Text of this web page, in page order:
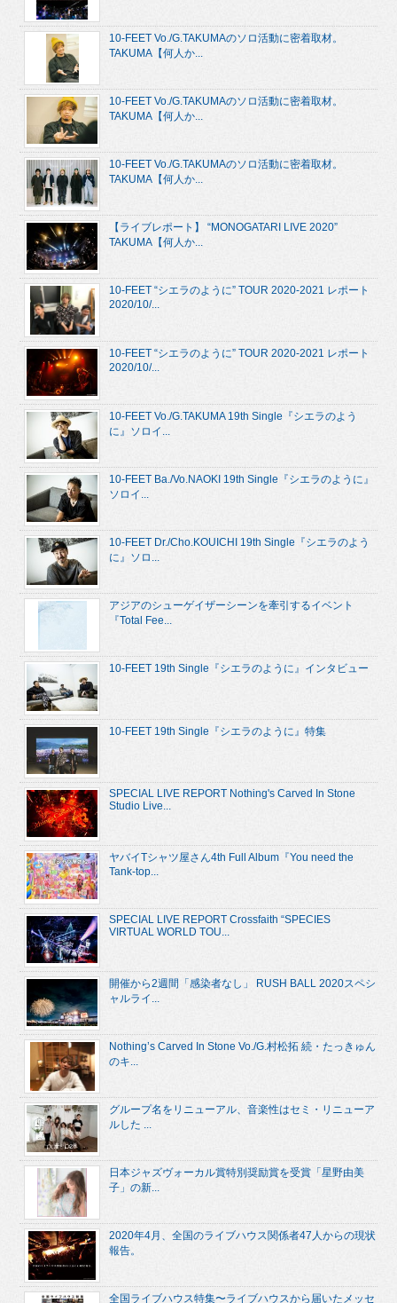
10-FEET Vo./G.TAKUMAのソロ活動に密着取材。
TAKUMA【何人か...
10-FEET Vo./G.TAKUMAのソロ活動に密着取材。
TAKUMA【何人か...
10-FEET Vo./G.TAKUMAのソロ活動に密着取材。
TAKUMA【何人か...
【ライブレポート】 “MONOGATARI LIVE 2020”
TAKUMA【何人か...
10-FEET “シエラのように” TOUR 2020-2021 レポート
2020/10/...
10-FEET “シエラのように” TOUR 2020-2021 レポート
2020/10/...
10-FEET Vo./G.TAKUMA 19th Single『シエラのよう
に』ソロイ...
10-FEET Ba./Vo.NAOKI 19th Single『シエラのように』
ソロイ...
10-FEET Dr./Cho.KOUICHI 19th Single『シエラのよう
に』ソロ...
アジアのシューゲイザーシーンを牽引するイベント
『Total Fee...
10-FEET 19th Single『シエラのように』インタビュー
10-FEET 19th Single『シエラのように』特集
SPECIAL LIVE REPORT Nothing's Carved In Stone
Studio Live...
ヤバイTシャツ屋さん4th Full Album『You need the
Tank-top...
SPECIAL LIVE REPORT Crossfaith “SPECIES
VIRTUAL WORLD TOU...
開催から2週間「感染者なし」 RUSH BALL 2020スペシ
ャルライ...
Nothing’s Carved In Stone Vo./G.村松拓 続・たっきゅん
のキ...
グループ名をリニューアル、音楽性はセミ・リニューア
ルした ...
日本ジャズヴォーカル賞特別奨励賞を受賞「星野由美
子」の新...
2020年4月、全国のライブハウス関係者47人からの現状
報告。
全国ライブハウス特集〜ライブハウスから届いたメッセ